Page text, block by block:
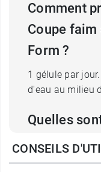
Comment
Coupe faim
Form ?
1 gélule par
d'eau au milieu
Quelles
de Fucus
Form
CONSEILS